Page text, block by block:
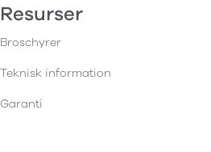
Resurser
Broschyrer
Teknisk information
Garanti